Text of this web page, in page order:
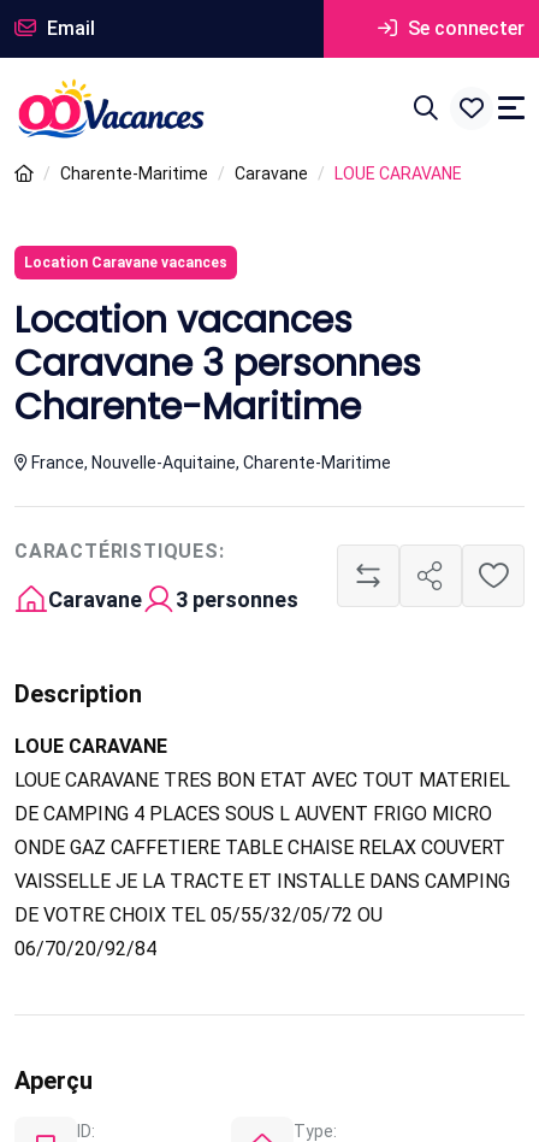
Email Se connecter
Charente-Maritime Caravane LOUE CARAVANE
Location Caravane vacances
Location vacances
Caravane 3 personnes
Charente-Maritime
France, Nouvelle-Aquitaine, Charente-Maritime
CARACTÉRISTIQUES:
Caravane 3 personnes
Description
LOUE CARAVANE
LOUE CARAVANE TRES BON ETAT AVEC TOUT MATERIEL
DE CAMPING 4 PLACES SOUS L AUVENT FRIGO MICRO
ONDE GAZ CAFFETIERE TABLE CHAISE RELAX COUVERT
VAISSELLE JE LA TRACTE ET INSTALLE DANS CAMPING
DE VOTRE CHOIX TEL 05/55/32/05/72 OU
06/70/20/92/84
Aperçu
ID: Type: